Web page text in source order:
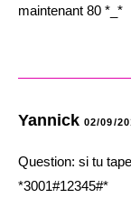
maintenant 80 *_*
Yannick 02/09/
Question: si tu
*3001#12345#*